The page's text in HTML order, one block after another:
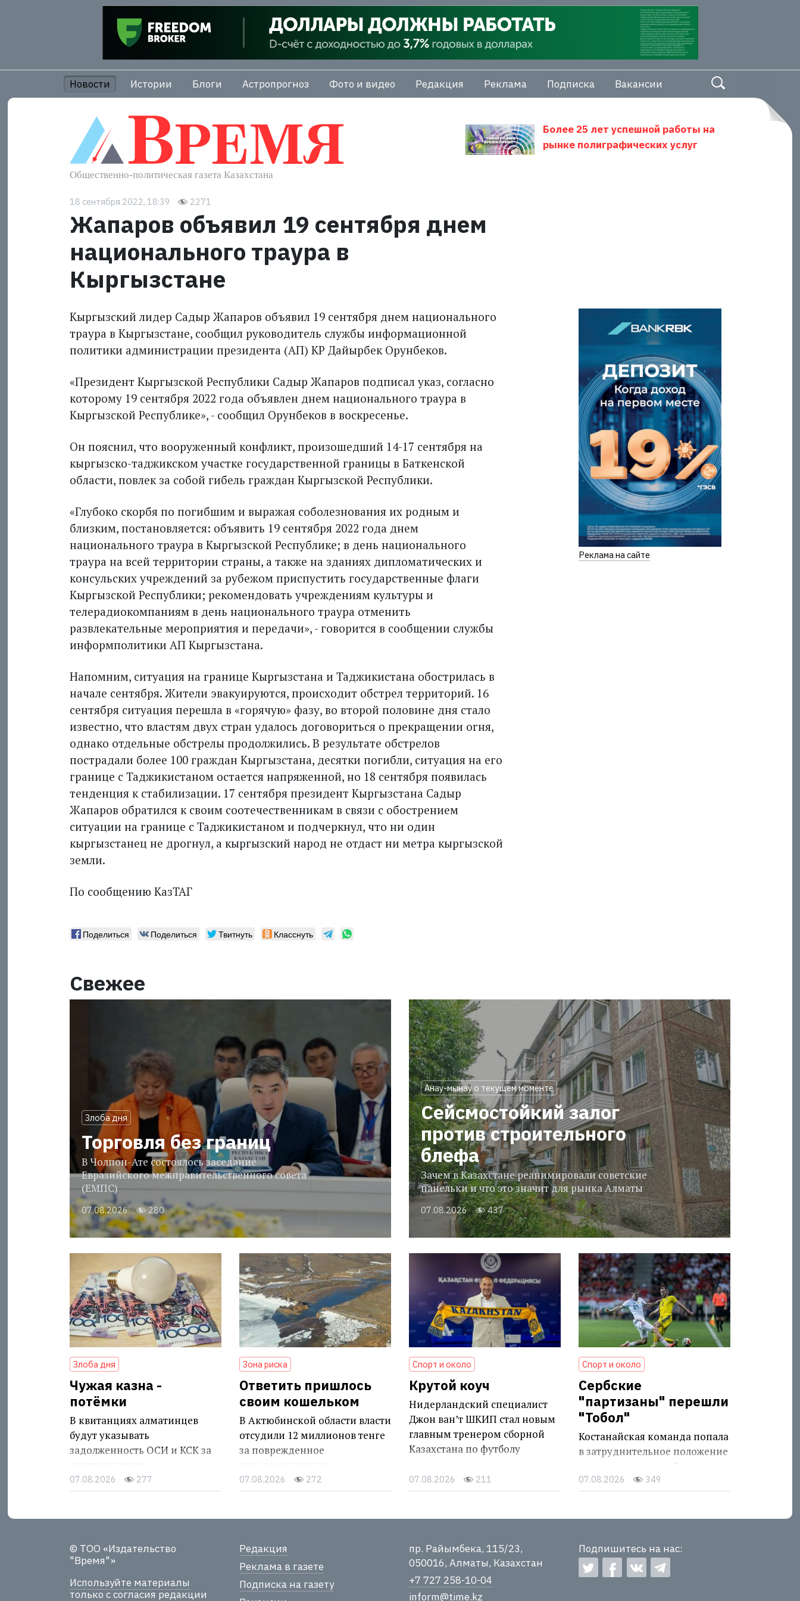
Новости Истории Блоги Астропрогноз Фото и видео Редакция Реклама Подписка Вакансии
Более 25 лет успешной работы на
рынке полиграфических услуг
18 сентября 2022, 18:39 2271
Жапаров объявил 19 сентября днем
национального траура в
Кыргызстане
Кыргызский лидер Садыр Жапаров объявил 19 сентября днем национального
траура в Кыргызстане, сообщил руководитель службы информационной
политики администрации президента (АП) КР Дайырбек Орунбеков.
«Президент Кыргызской Республики Садыр Жапаров подписал указ, согласно
которому 19 сентября 2022 года объявлен днем национального траура в
Кыргызской Республике», - сообщил Орунбеков в воскресенье.
Он пояснил, что вооруженный конфликт, произошедший 14-17 сентября на
кыргызско-таджикском участке государственной границы в Баткенской
области, повлек за собой гибель граждан Кыргызской Республики.
«Глубоко скорбя по погибшим и выражая соболезнования их родным и
близким, постановляется: объявить 19 сентября 2022 года днем
национального траура в Кыргызской Республике; в день национального
траура на всей территории страны, а также на зданиях дипломатических и
консульских учреждений за рубежом приспустить государственные флаги
Кыргызской Республики; рекомендовать учреждениям культуры и
телерадиокомпаниям в день национального траура отменить
развлекательные мероприятия и передачи», - говорится в сообщении службы
информполитики АП Кыргызстана.
Напомним, ситуация на границе Кыргызстана и Таджикистана обострилась в
начале сентября. Жители эвакуируются, происходит обстрел территорий. 16
сентября ситуация перешла в «горячую» фазу, во второй половине дня стало
известно, что властям двух стран удалось договориться о прекращении огня,
однако отдельные обстрелы продолжились. В результате обстрелов
пострадали более 100 граждан Кыргызстана, десятки погибли, ситуация на его
границе с Таджикистаном остается напряженной, но 18 сентября появилась
тенденция к стабилизации. 17 сентября президент Кыргызстана Садыр
Жапаров обратился к своим соотечественникам в связи с обострением
ситуации на границе с Таджикистаном и подчеркнул, что ни один
кыргызстанец не дрогнул, а кыргызский народ не отдаст ни метра кыргызской
земли.
По сообщению КазТАГ
Поделиться Поделиться Твитнуть Класснуть
Реклама на сайте
Свежее
Злоба дня
Торговля без границ
В Чолпон-Ате состоялось заседание
Евразийского межправительственного совета
(ЕМПС)
07.08.2026 280
Анау-мынау о текущем моменте
Сейсмостойкий залог
против строительного
блефа
Зачем в Казахстане реанимировали советские
панельки и что это значит для рынка Алматы
07.08.2026 437
Злоба дня
Чужая казна -
потёмки
В квитанциях алматинцев
будут указывать
задолженность ОСИ и КСК за
07.08.2026 277
Зона риска
Ответить пришлось
своим кошельком
В Актюбинской области власти
отсудили 12 миллионов тенге
за поврежденное
07.08.2026 272
Спорт и около
Крутой коуч
Нидерландский специалист
Джон ван’т ШКИП стал новым
главным тренером сборной
Казахстана по футболу
07.08.2026 211
Спорт и около
Сербские
"партизаны" перешли
"Тобол"
Костанайская команда попала
в затруднительное положение
после поражения в Белграде
07.08.2026 349
© ТОО «Издательство
"Время"»
Используйте материалы
только с согласия редакции
Редакция
Реклама в газете
Подписка на газету
пр. Райымбека, 115/23,
050016, Алматы, Казахстан
+7 727 258-10-04
inform@time.kz
Подпишитесь на нас: